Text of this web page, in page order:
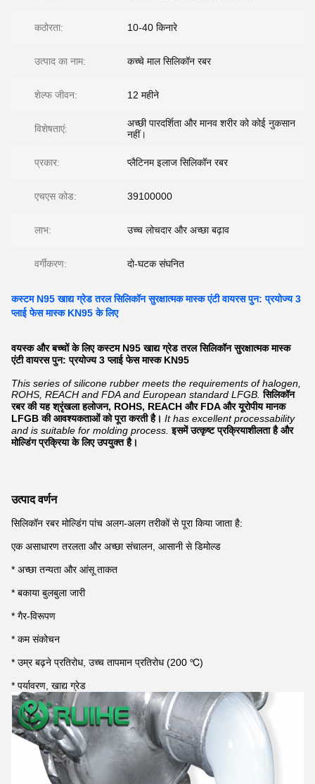
कठोरता: 10-40 किनारे
उत्पाद का नाम: कच्चे माल सिलिकॉन रबर
शेल्फ जीवन: 12 महीने
विशेषताएं:
अच्छी पारदर्शिता और मानव शरीर को कोई नुकसान
नहीं।
प्रकार: प्लैटिनम इलाज सिलिकॉन रबर
एचएस कोड: 39100000
लाभ: उच्च लोचदार और अच्छा बढ़ाव
वर्गीकरण: दो-घटक संघनित
कस्टम N95 खाद्य ग्रेड तरल सिलिकॉन सुरक्षात्मक मास्क एंटी वायरस पुन: प्रयोज्य 3
प्लाई फेस मास्क KN95 के लिए
वयस्क और बच्चों के लिए कस्टम N95 खाद्य ग्रेड तरल सिलिकॉन सुरक्षात्मक मास्क
एंटी वायरस पुन: प्रयोज्य 3 प्लाई फेस मास्क KN95
This series of silicone rubber meets the requirements of halogen,
ROHS, REACH and FDA and European standard LFGB. सिलिकॉन
रबर की यह श्रृंखला हलोजन, ROHS, REACH और FDA और यूरोपीय मानक
LFGB की आवश्यकताओं को पूरा करती है। It has excellent processability
and is suitable for molding process. इसमें उत्कृष्ट प्रक्रियाशीलता है और
मोल्डिंग प्रक्रिया के लिए उपयुक्त है।
उत्पाद वर्णन
सिलिकॉन रबर मोल्डिंग पांच अलग-अलग तरीकों से पूरा किया जाता है:
एक असाधारण तरलता और अच्छा संचालन, आसानी से डिमोल्ड
* अच्छा तन्यता और आंसू ताकत
* बकाया बुलबुला जारी
* गैर-विरूपण
* कम संकोचन
* उम्र बढ़ने प्रतिरोध, उच्च तापमान प्रतिरोध (200 ℃)
* पर्यावरण, खाद्य ग्रेड